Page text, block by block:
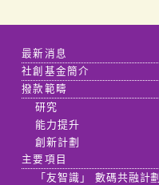
最新消息
社創基金簡介
撥款範疇
研究
能力提升
創新計劃
主要項目
「友智識」 數碼共融計劃